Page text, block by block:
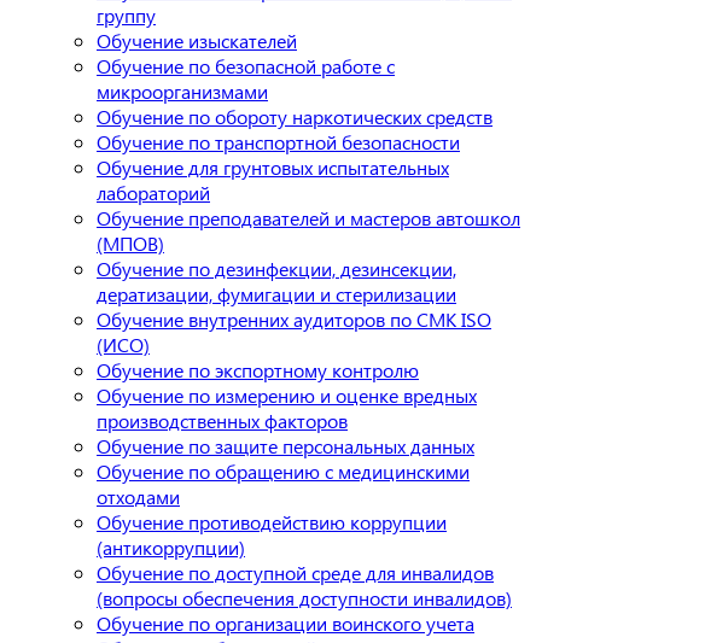
группу
Обучение изыскателей
Обучение по безопасной работе с
микроорганизмами
Обучение по обороту наркотических средств
Обучение по транспортной безопасности
Обучение для грунтовых испытательных
лабораторий
Обучение преподавателей и мастеров автошкол
(МПОВ)
Обучение по дезинфекции, дезинсекции,
дератизации, фумигации и стерилизации
Обучение внутренних аудиторов по СМК ISO
(ИСО)
Обучение по экспортному контролю
Обучение по измерению и оценке вредных
производственных факторов
Обучение по защите персональных данных
Обучение по обращению с медицинскими
отходами
Обучение противодействию коррупции
(антикоррупции)
Обучение по доступной среде для инвалидов
(вопросы обеспечения доступности инвалидов)
Обучение по организации воинского учета